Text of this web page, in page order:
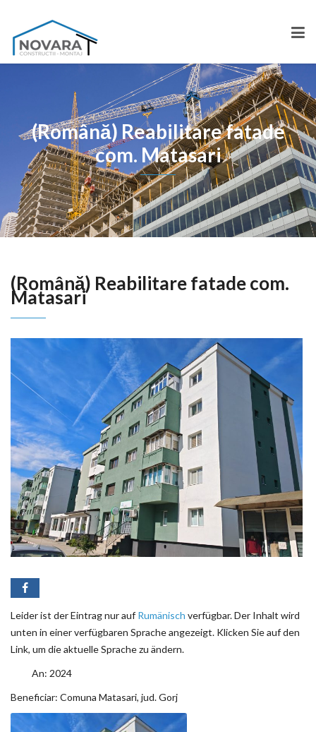
(Română) Reabilitare fatade
com. Matasari
(Română) Reabilitare fatade com.
Matasari
Leider ist der Eintrag nur auf Rumänisch verfügbar. Der Inhalt wird
unten in einer verfügbaren Sprache angezeigt. Klicken Sie auf den
Link, um die aktuelle Sprache zu ändern.
An: 2024
Beneficiar: Comuna Matasari, jud. Gorj